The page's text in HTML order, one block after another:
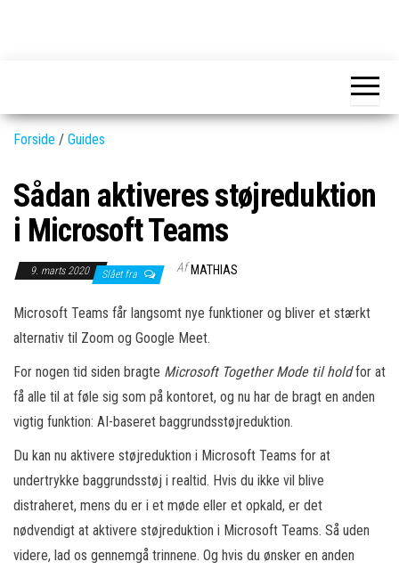
nyeste
Forside / Guides
Sådan aktiveres støjreduktion
i Microsoft Teams
9. marts 2020 Slået fra Af MATHIAS
Microsoft Teams får langsomt nye funktioner og bliver et stærkt
alternativ til Zoom og Google Meet.
For nogen tid siden bragte Microsoft Together Mode til holdfor at
få alle til at føle sig som på kontoret, og nu har de bragt en anden
vigtig funktion: AI-baseret baggrundsstøjreduktion.
Du kan nu aktivere støjreduktion i Microsoft Teams for at
undertrykke baggrundsstøj i realtid. Hvis du ikke vil blive
distraheret, mens du er i et møde eller et opkald, er det
nødvendigt at aktivere støjreduktion i Microsoft Teams. Så uden
videre, lad os gennemgå trinnene. Og hvis du ønsker en anden